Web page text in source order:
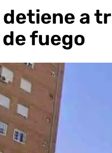
a
de fuego